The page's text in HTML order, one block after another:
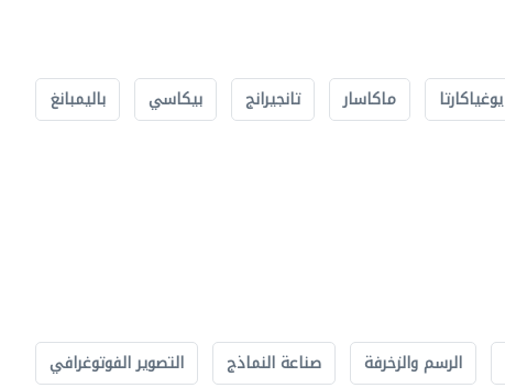
يوغياكارتا ماكاسار تانجيرانج بيكاسي باليمبانغ
الرسم والزخرفة صناعة النماذج
التصوير الفوتوغرافي